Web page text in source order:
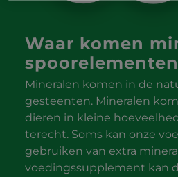
Waar komen
Mineralen komen in de
gesteenten. Mineralen
dieren in kleine
terecht. Soms kan onze
gebruiken van extra
voedingssupplement kan